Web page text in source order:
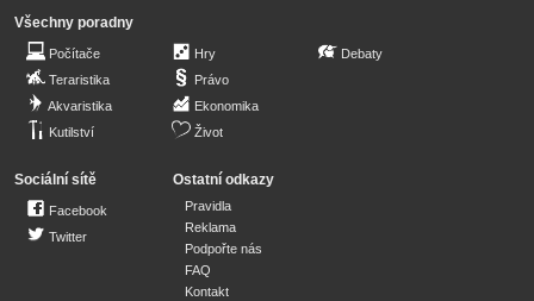
Všechny poradny
Počítače
Teraristika
Akvaristika
Kutilství
Hry
Právo
Ekonomika
Život
Debaty
Sociální sítě
Facebook
Twitter
Ostatní odkazy
Pravidla
Reklama
Podpořte nás
FAQ
Kontakt